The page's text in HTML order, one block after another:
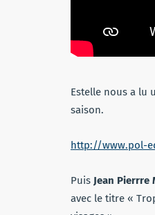
Estelle nous a lu
saison.
http://www.pol-
Puis Jean Pierrre
avec le titre «